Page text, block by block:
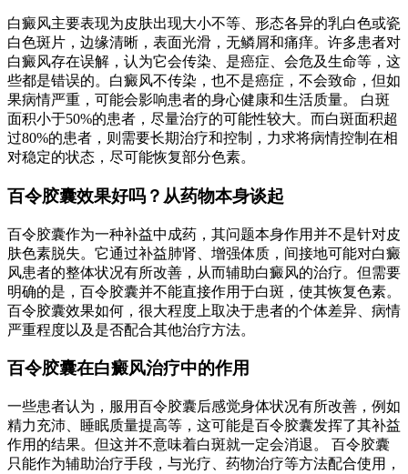
白癜风主要表现为皮肤出现大小不等、形态各异的乳白色或瓷
白色斑片，边缘清晰，表面光滑，无鳞屑和痛痒。许多患者对
白癜风存在误解，认为它会传染、是癌症、会危及生命等，这
些都是错误的。白癜风不传染，也不是癌症，不会致命，但如
果病情严重，可能会影响患者的身心健康和生活质量。 白斑
面积小于50%的患者，尽量治疗的可能性较大。而白斑面积超
过80%的患者，则需要长期治疗和控制，力求将病情控制在相
对稳定的状态，尽可能恢复部分色素。
百令胶囊效果好吗？从药物本身谈起
百令胶囊作为一种补益中成药，其问题本身作用并不是针对皮
肤色素脱失。它通过补益肺肾、增强体质，间接地可能对白癜
风患者的整体状况有所改善，从而辅助白癜风的治疗。但需要
明确的是，百令胶囊并不能直接作用于白斑，使其恢复色素。
百令胶囊效果如何，很大程度上取决于患者的个体差异、病情
严重程度以及是否配合其他治疗方法。
百令胶囊在白癜风治疗中的作用
一些患者认为，服用百令胶囊后感觉身体状况有所改善，例如
精力充沛、睡眠质量提高等，这可能是百令胶囊发挥了其补益
作用的结果。但这并不意味着白斑就一定会消退。 百令胶囊
只能作为辅助治疗手段，与光疗、药物治疗等方法配合使用，